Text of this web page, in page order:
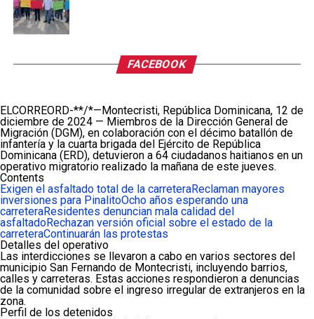
FACEBOOK
ELCORREORD-**/*—Montecristi, República Dominicana, 12 de
diciembre de 2024 — Miembros de la Dirección General de
Migración (DGM), en colaboración con el décimo batallón de
infantería y la cuarta brigada del Ejército de República
Dominicana (ERD), detuvieron a 64 ciudadanos haitianos en un
operativo migratorio realizado la mañana de este jueves.
Contents
Exigen el asfaltado total de la carreteraReclaman mayores
inversiones para PinalitoOcho años esperando una
carreteraResidentes denuncian mala calidad del
asfaltadoRechazan versión oficial sobre el estado de la
carreteraContinuarán las protestas
Detalles del operativo
Las interdicciones se llevaron a cabo en varios sectores del
municipio San Fernando de Montecristi, incluyendo barrios,
calles y carreteras. Estas acciones respondieron a denuncias
de la comunidad sobre el ingreso irregular de extranjeros en la
zona.
Perfil de los detenidos